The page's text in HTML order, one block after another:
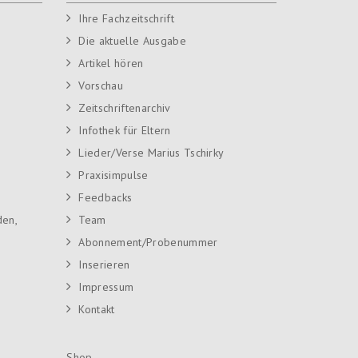
Ihre Fachzeitschrift
Die aktuelle Ausgabe
Artikel hören
Vorschau
Zeitschriftenarchiv
Infothek für Eltern
Lieder/Verse Marius Tschirky
Praxisimpulse
Feedbacks
Team
Abonnement/Probenummer
Inserieren
Impressum
Kontakt